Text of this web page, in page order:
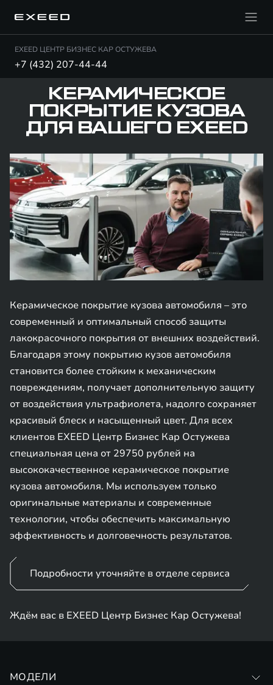
EXEED ЦЕНТР БИЗНЕС КАР ОСТУЖЕВА
+7 (432) 207-44-44
КЕРАМИЧЕСКОЕ
ПОКРЫТИЕ КУЗОВА
ДЛЯ ВАШЕГО EXEED
Керамическое покрытие кузова автомобиля – это
современный и оптимальный способ защиты
лакокрасочного покрытия от внешних воздействий.
Благодаря этому покрытию кузов автомобиля
становится более стойким к механическим
повреждениям, получает дополнительную защиту
от воздействия ультрафиолета, надолго сохраняет
красивый блеск и насыщенный цвет. Для всех
клиентов EXEED Центр Бизнес Кар Остужева
специальная цена от 29750 рублей на
высококачественное керамическое покрытие
кузова автомобиля. Мы используем только
оригинальные материалы и современные
технологии, чтобы обеспечить максимальную
эффективность и долговечность результатов.
Подробности уточняйте в отделе сервиса
Ждём вас в EXEED Центр Бизнес Кар Остужева!
МОДЕЛИ